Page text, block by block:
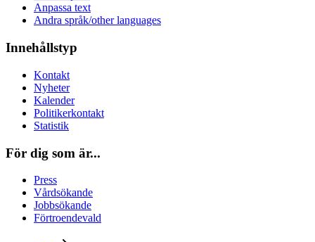
Anpassa text
Andra språk/other languages
Innehållstyp
Kontakt
Nyheter
Kalender
Politikerkontakt
Statistik
För dig som är...
Press
Vårdsökande
Jobbsökande
Förtroendevald